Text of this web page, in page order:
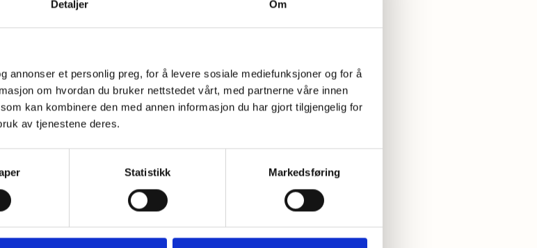
Detaljer Om
annonser et personlig preg, for å levere sosiale mediefunksjoner og for å
om hvordan du bruker nettstedet vårt, med partnerne våre innen
kan kombinere den med annen informasjon du har gjort tilgjengelig for
av tjenestene deres.
Statistikk Markedsføring